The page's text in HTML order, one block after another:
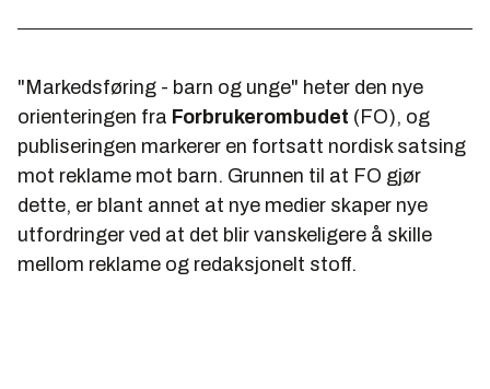
"Markedsføring - barn og unge" heter den nye
orienteringen fra Forbrukerombudet (FO), og
publiseringen markerer en fortsatt nordisk satsing
mot reklame mot barn. Grunnen til at FO gjør
dette, er blant annet at nye medier skaper nye
utfordringer ved at det blir vanskeligere å skille
mellom reklame og redaksjonelt stoff.